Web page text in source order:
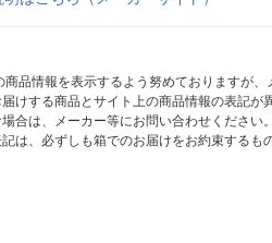
品情報を表示するよう努めておりますが
けする商品とサイト上の商品情報の表記
合は、メーカー等にお問い合わせください。
は、必ずしも箱でのお届けをお約束する